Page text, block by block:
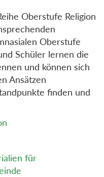
Oberstufe Religion
Oberstufe
Schüler lernen die
und können sich
Ansätzen
finden und
für